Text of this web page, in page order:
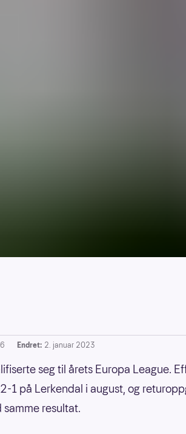
Endret: 2. januar 2023
seg til årets Europa League.
1 på Lerkendal i august, og
resultat.